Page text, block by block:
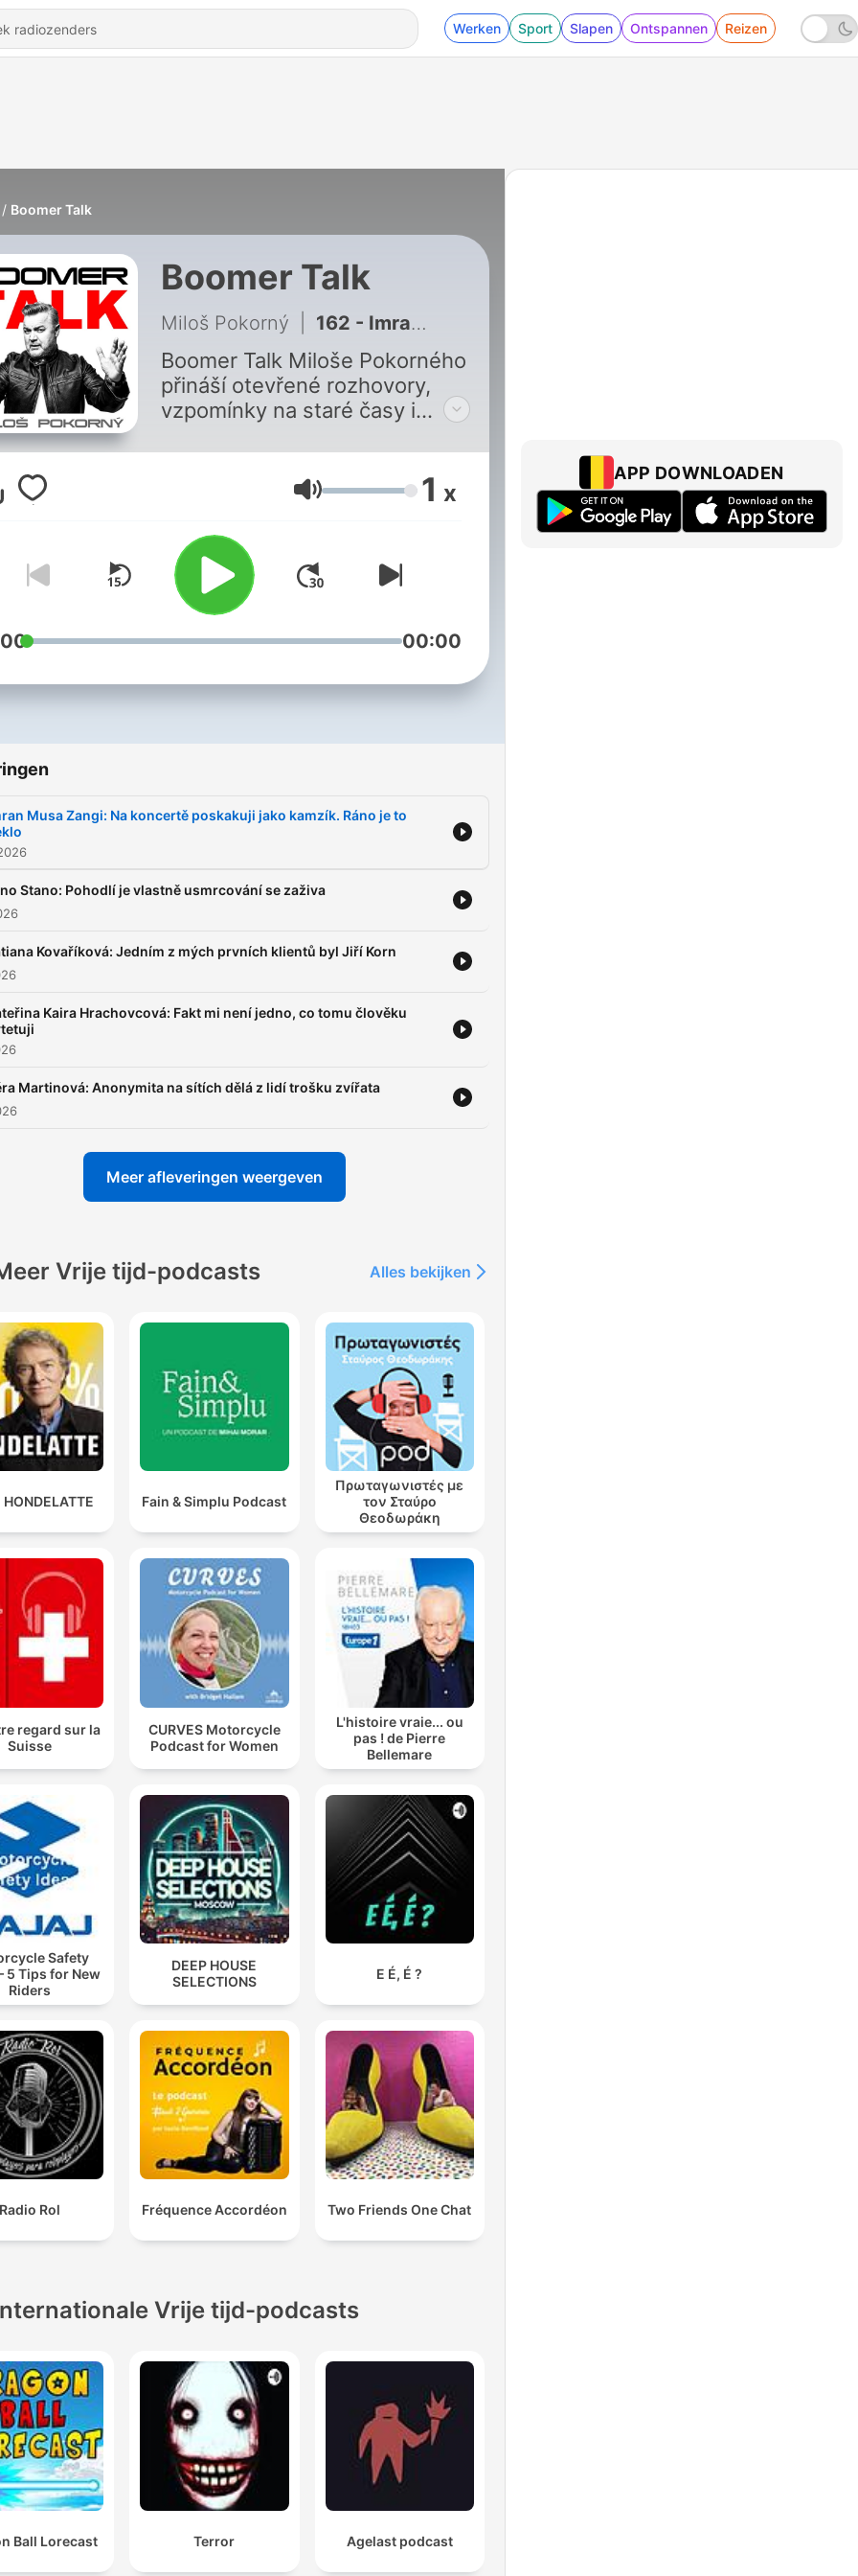
Werken Sport Slapen Ontspannen Reizen
Boomer Talk
Boomer Talk
Miloš Pokorný 162 - Imran Musa Zangi: Na koncertě poskakuji jako kamzík. Ráno je to peklo
Boomer Talk Miloše Pokorného
přináší otevřené rozhovory,
vzpomínky na staré časy i
Pokorný se svými hosty z
kultury, sportu, médií i
veřejného života porovnává, co
bylo dřív a co je dnes jinak, a s
humorem i nadhledem hledá,
co se změnilo k lepšímu a co
možná zbytečně ztratilo
hodnotu. Podcast nabízí
názory lidí, kteří už mají něco
věcem a rozhodně ne zahořklý.
Volume 1 x
00:00
Musa Zangi: Na koncertě poskakuji jako kamzík. Ráno je to
Stano: Pohodlí je vlastně usmrcování se zaživa
Kovaříková: Jedním z mých prvních klientů byl Jiří Korn
Kaira Hrachovcová: Fakt mi není jedno, co tomu člověku
Martinová: Anonymita na sítích dělá z lidí trošku zvířata
Meer afleveringen weergeven
Vrije tijd-podcasts Alles bekijken
Fain & Simplu Podcast
Πρωταγωνιστές με
τον Σταύρο
Θεοδωράκη
regard sur la
Suisse
CURVES Motorcycle
Podcast for Women
L'histoire vraie... ou
pas ! de Pierre
Bellemare
Safety
5 Tips for New
Riders
DEEP HOUSE
SELECTIONS
E É, É ?
Rol Fréquence Accordéon Two Friends One Chat
Vrije tijd-podcasts
Ball Lorecast Terror Agelast podcast
APP DOWNLOADEN